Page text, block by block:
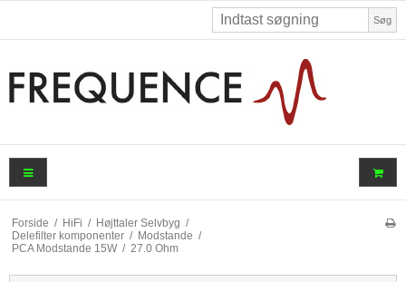
Søg
Forside / HiFi / Højttaler Selvbyg /
Delefilter komponenter / Modstande /
PCA Modstande 15W / 27.0 Ohm